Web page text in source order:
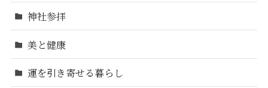
神社参拝
美と健康
運を引き寄せる暮らし